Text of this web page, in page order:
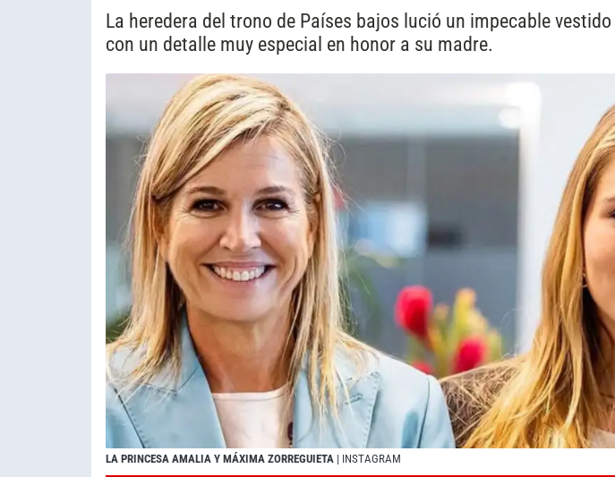
La heredera del trono de Países bajos lució un impecable
con un detalle muy especial en honor a su madre.
LA PRINCESA AMALIA Y MÁXIMA ZORREGUIETA | INSTAGRAM